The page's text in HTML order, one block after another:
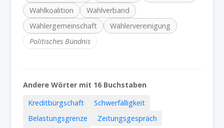
Wahlkoalition
Wahlverband
Wählergemeinschaft
Wählervereinigung
Politisches Bündnis
Andere Wörter mit 16 Buchstaben
Kreditbürgschaft
Schwerfälligkeit
Belastungsgrenze
Zeitungsgespräch